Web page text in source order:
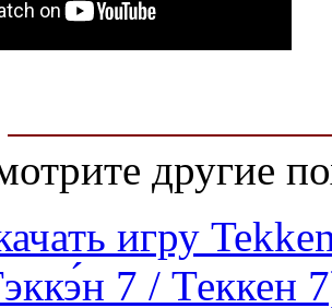
другие
игру
7 / Теккен